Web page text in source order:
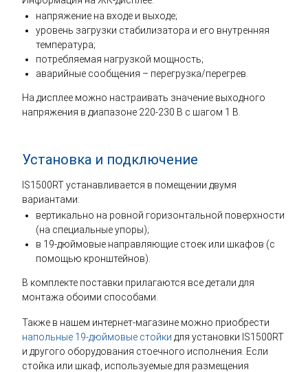
напряжение на входе и выходе;
уровень загрузки стабилизатора и его внутренняя
температура;
потребляемая нагрузкой мощность;
аварийные сообщения – перегрузка/перегрев.
На дисплее можно настраивать значение выходного
напряжения в диапазоне 220-230 В с шагом 1 В.
Установка и подключение
IS1500RT устанавливается в помещении двумя
вариантами:
вертикально на ровной горизонтальной поверхности
(на специальные упоры);
в 19-дюймовые направляющие стоек или шкафов (с
помощью кронштейнов).
В комплекте поставки прилагаются все детали для
монтажа обоими способами.
Также в нашем интернет-магазине можно приобрести
напольные 19-дюймовые стойки для установки IS1500RT
и другого оборудования стоечного исполнения. Если
стойка или шкаф, используемые для размещения